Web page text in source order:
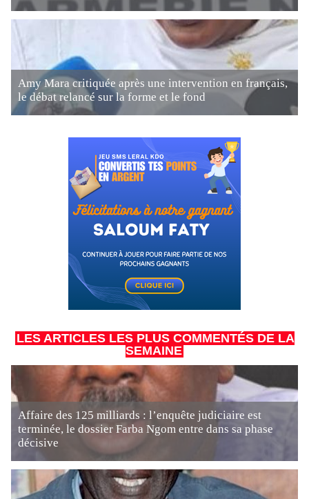
Amy Mara critiquée après une intervention en français,
le débat relancé sur la forme et le fond
LES ARTICLES LES PLUS COMMENTÉS DE LA
SEMAINE
Affaire des 125 milliards : l’enquête judiciaire est
terminée, le dossier Farba Ngom entre dans sa phase
décisive